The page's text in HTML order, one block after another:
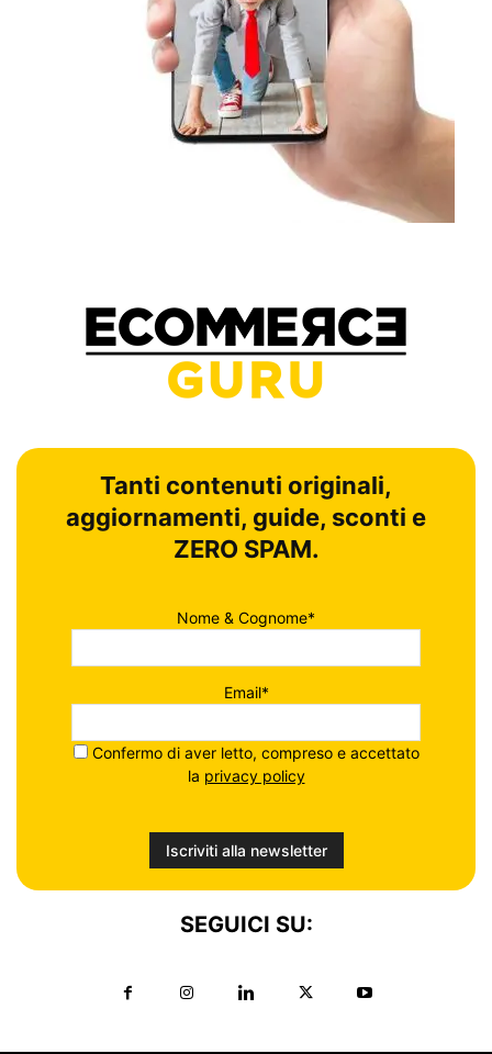
Tanti contenuti originali,
aggiornamenti, guide, sconti e
ZERO SPAM.
Nome & Cognome*
Email*
Confermo di aver letto, compreso e accettato
la privacy policy
SEGUICI SU: